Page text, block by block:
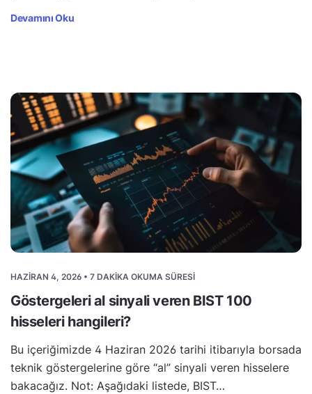
Devamını Oku
HAZIRAN 4, 2026 • 7 DAKIKA OKUMA SÜRESI
Göstergeleri al sinyali veren BIST 100
hisseleri hangileri?
Bu içeriğimizde 4 Haziran 2026 tarihi itibarıyla borsada
teknik göstergelerine göre “al” sinyali veren hisselere
bakacağız. Not: Aşağıdaki listede, BIST…